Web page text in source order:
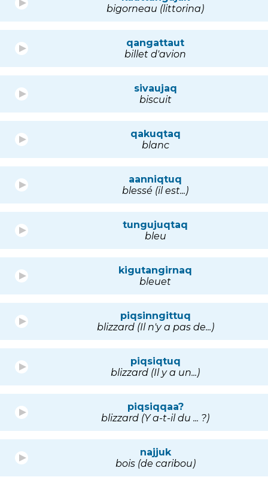
bigorneau (littorina)
qangattaut
billet d'avion
sivaujaq
biscuit
qakuqtaq
blanc
aanniqtuq
blessé (il est...)
tungujuqtaq
bleu
kigutangirnaq
bleuet
piqsinngittuq
blizzard (Il n'y a pas de...)
piqsiqtuq
blizzard (Il y a un...)
piqsiqqaa?
blizzard (Y a-t-il du ... ?)
najjuk
bois (de caribou)